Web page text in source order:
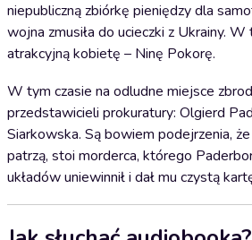
niepubliczną zbiórkę pieniędzy dla
wojna zmusiła do ucieczki z Ukrainy.
atrakcyjną kobietę – Ninę Pokorę.
W tym czasie na odludne miejsce
przedstawicieli prokuratury: Olgierd
Siarkowska. Są bowiem podejrzenia,
patrzą, stoi morderca, którego
układów uniewinnił i dał mu czystą